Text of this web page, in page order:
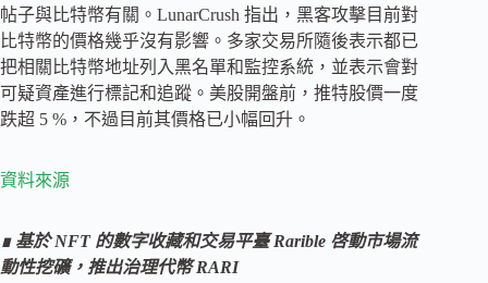
帖子與比特幣有關。LunarCrush 指出，黑客攻擊目前對
比特幣的價格幾乎沒有影響。多家交易所隨後表示都已
把相關比特幣地址列入黑名單和監控系統，並表示會對
可疑資產進行標記和追蹤。美股開盤前，推特股價一度
跌超 5 %，不過目前其價格已小幅回升。
資料來源
∎ 基於 NFT 的數字收藏和交易平臺 Rarible 啓動市場流
動性挖礦，推出治理代幣 RARI